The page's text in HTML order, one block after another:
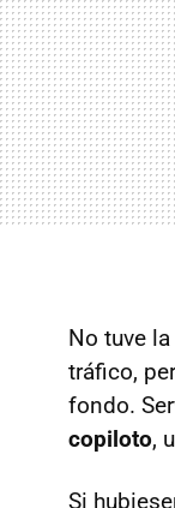
No tuve
tráfico,
fondo.
copiloto,
Si